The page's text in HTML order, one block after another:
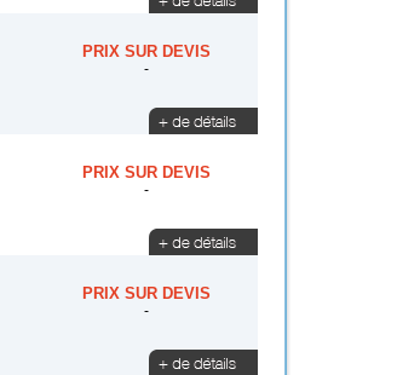
PRIX SUR DEVIS
-
PRIX SUR DEVIS
-
PRIX SUR DEVIS
-